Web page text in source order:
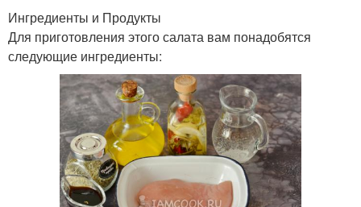
Ингредиенты и Продукты
Для приготовления этого салата вам понадобятся
следующие ингредиенты: